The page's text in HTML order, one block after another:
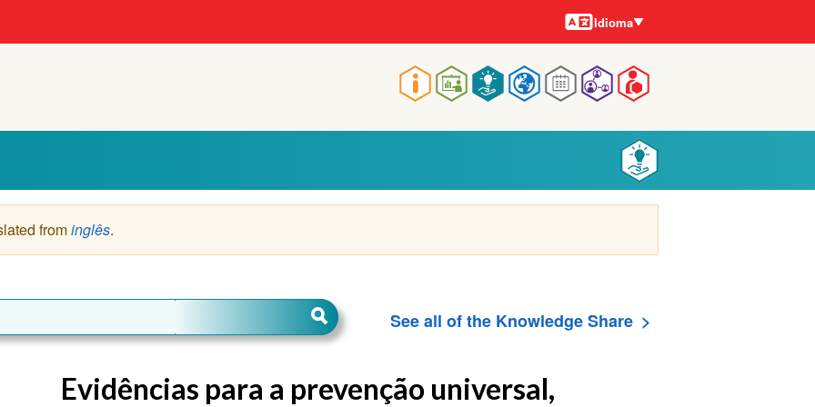
Navegação
principal
Idiomas
Idioma
frominglês.
See all of the Knowledge Share
Evidências para a prevenção universal,